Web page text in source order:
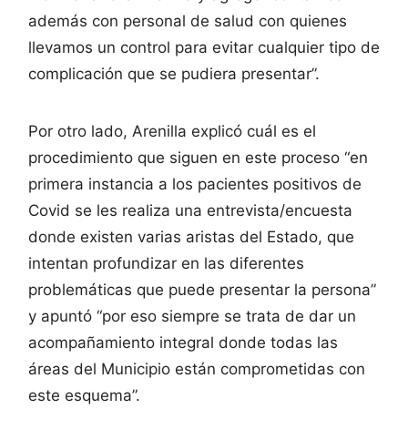
además con personal de salud con quienes
llevamos un control para evitar cualquier tipo de
complicación que se pudiera presentar”.
Por otro lado, Arenilla explicó cuál es el
procedimiento que siguen en este proceso “en
primera instancia a los pacientes positivos de
Covid se les realiza una entrevista/encuesta
donde existen varias aristas del Estado, que
intentan profundizar en las diferentes
problemáticas que puede presentar la persona”
y apuntó “por eso siempre se trata de dar un
acompañamiento integral donde todas las
áreas del Municipio están comprometidas con
este esquema”.